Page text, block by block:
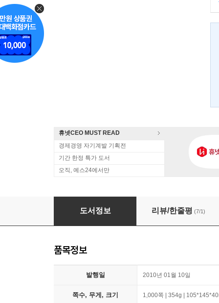
휴넷CEO MUST READ
경제경영 자기계발 기획전
기간 한정 특가 도서
오직, 예스24에서만
아이디어 블록
도서정보 리뷰/한줄평 (7/1)
품목정보
발행일 2010년 01월 10일
쪽수, 무게, 크기 1,000쪽 | 354g |